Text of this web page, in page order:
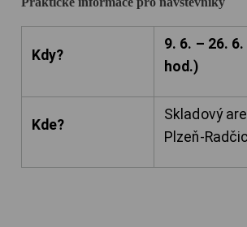
Kdy?
9. 6. – 26.
hod.)
Kde?
Skladový
Plzeň-